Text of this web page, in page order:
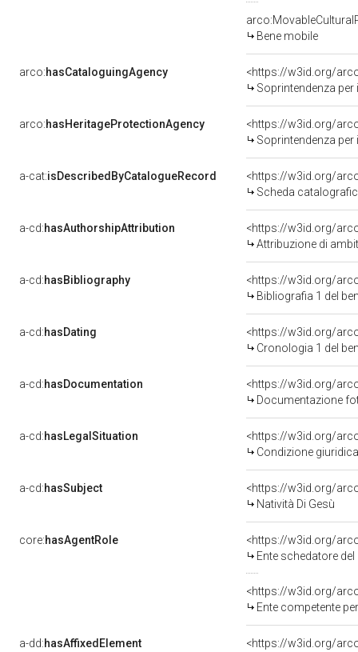
Bene mobile
arco:hasCataloguingAgency
<https://w3id.org/
Soprintendenza
arco:hasHeritageProtectionAgency
<https://w3id.org/
Soprintendenza
a-cat:isDescribedByCatalogueRecord
<https://w3id.org/
Scheda
a-cd:hasAuthorshipAttribution
<https://w3id.org/
Attribuzione di
a-cd:hasBibliography
<https://w3id.org/
Bibliografia 1 del
a-cd:hasDating
<https://w3id.org/
Cronologia 1 del
a-cd:hasDocumentation
Documentazione
a-cd:hasLegalSituation
Condizione
a-cd:hasSubject
<https://w3id.org/
Natività Di Gesù
core:hasAgentRole
<https://w3id.org/
Ente schedatore del
<https://w3id.org/
Ente competente per
a-dd:hasAffixedElement
<https://w3id.org/